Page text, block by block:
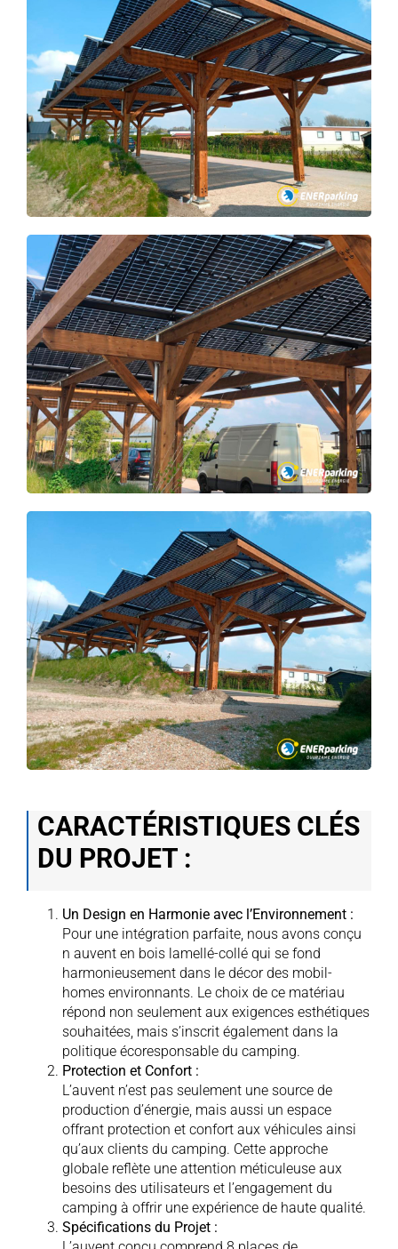
CARACTÉRISTIQUES CLÉS
DU PROJET :
Un Design en Harmonie avec l’Environnement :
Pour une intégration parfaite, nous avons conçu
n auvent en bois lamellé-collé qui se fond
harmonieusement dans le décor des mobil-
homes environnants. Le choix de ce matériau
répond non seulement aux exigences esthétiques
souhaitées, mais s’inscrit également dans la
politique écoresponsable du camping.
Protection et Confort :
L’auvent n’est pas seulement une source de
production d’énergie, mais aussi un espace
offrant protection et confort aux véhicules ainsi
qu’aux clients du camping. Cette approche
globale reflète une attention méticuleuse aux
besoins des utilisateurs et l’engagement du
camping à offrir une expérience de haute qualité.
Spécifications du Projet :